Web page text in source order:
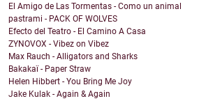
El Amigo de Las Tormentas - Como un animal
pastrami - PACK OF WOLVES
Efecto del Teatro - El Camino A Casa
ZYNOVOX - Vibez on Vibez
Max Rauch - Alligators and Sharks
Bakakaï - Paper Straw
Helen Hibbert - You Bring Me Joy
Jake Kulak - Again & Again